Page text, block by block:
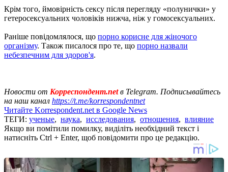
Крім того, ймовірність сексу після перегляду «полунички» у
гетеросексуальних чоловіків нижча, ніж у гомосексуальних.
Раніше повідомлялося, що порно корисне для жіночого
організму. Також писалося про те, що порно назвали
небезпечним для здоров'я.
Новости от Корреспондент.netв Telegram. Подписывайтесь
на наш канал https://t.me/korrespondentnet
Читайте Korrespondent.net в Google News
ТЕГИ: ученые, наука, исследования, отношения, влияние
Якщо ви помітили помилку, виділіть необхідний текст і
натисніть Ctrl + Enter, щоб повідомити про це редакцію.